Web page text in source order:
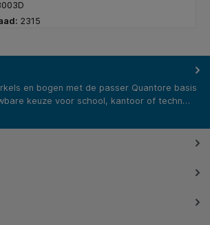
2315
en bogen met de passer Quantore basis
keuze voor school, kantoor of techn…